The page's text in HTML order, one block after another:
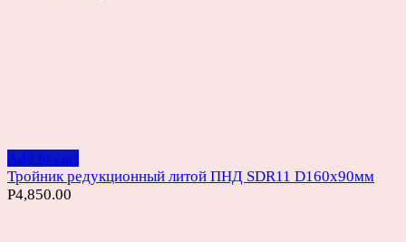
Add to cart
Тройник редукционный литой ПНД SDR11 D160х90мм
Р4,850.00